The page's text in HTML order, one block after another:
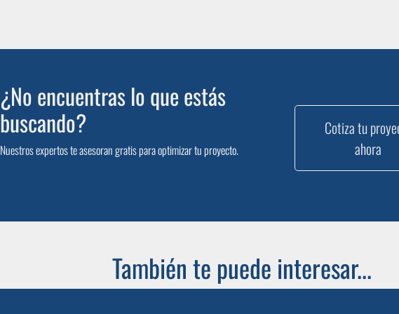
¿No encuentras lo que estás
buscando?
Nuestros expertos te asesoran gratis para optimizar tu proyecto.
Cotiza tu
ahora
También te puede interesar...